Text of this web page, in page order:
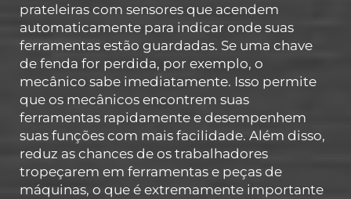
prateleiras com sensores que acendem
automaticamente para indicar onde suas
ferramentas estão guardadas. Se uma chave
de fenda for perdida, por exemplo, o
mecânico sabe imediatamente. Isso permite
que os mecânicos encontrem suas
ferramentas rapidamente e desempenhem
suas funções com mais facilidade. Além disso,
reduz as chances de os trabalhadores
tropeçarem em ferramentas e peças de
máquinas, o que é extremamente importante